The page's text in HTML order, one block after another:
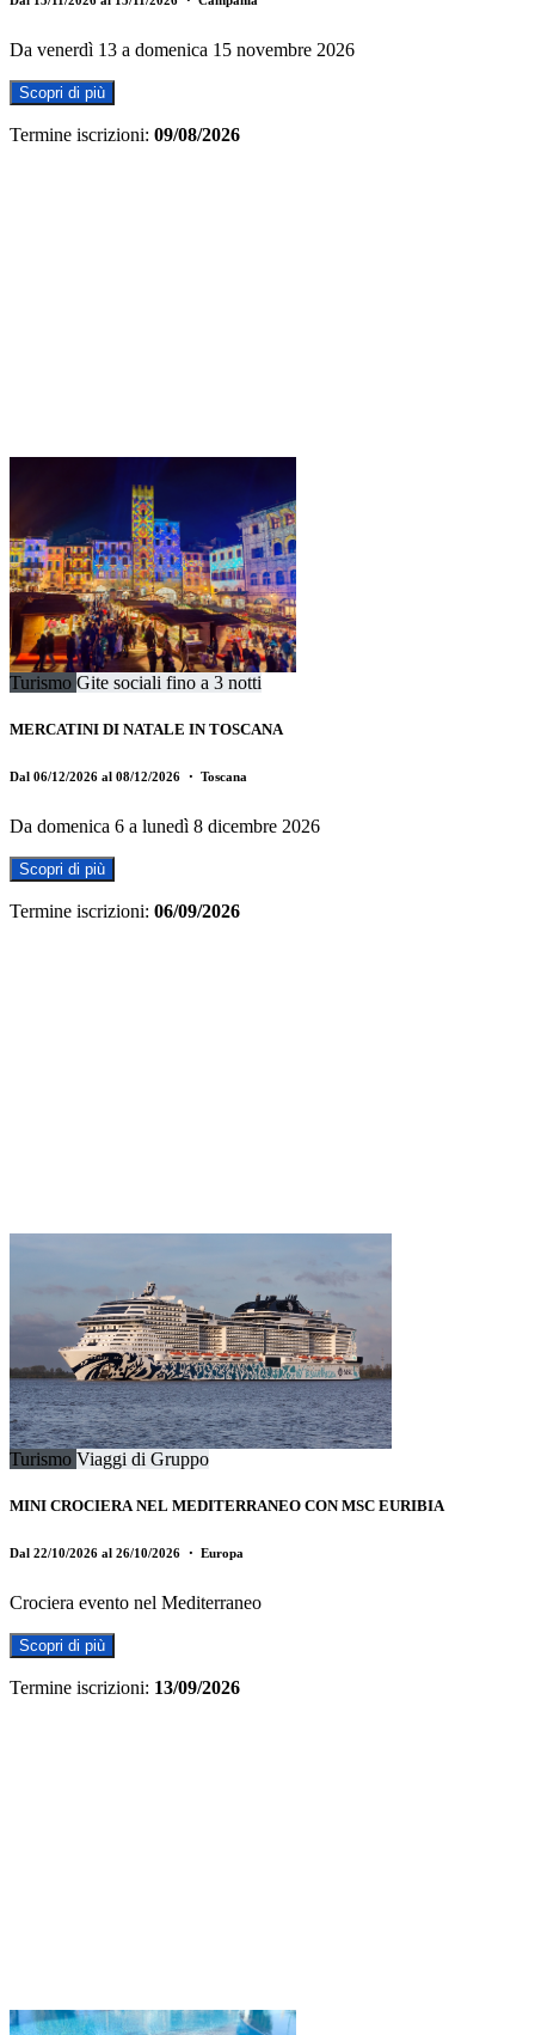
Da venerdì 13 a domenica 15 novembre 2026
Scopri di più
Termine iscrizioni: 09/08/2026
Turismo Gite sociali fino a 3 notti
MERCATINI DI NATALE IN TOSCANA
Dal 06/12/2026 al 08/12/2026 ・ Toscana
Da domenica 6 a lunedì 8 dicembre 2026
Scopri di più
Termine iscrizioni: 06/09/2026
Turismo Viaggi di Gruppo
MINI CROCIERA NEL MEDITERRANEO CON MSC EURIBIA
Dal 22/10/2026 al 26/10/2026 ・ Europa
Crociera evento nel Mediterraneo
Scopri di più
Termine iscrizioni: 13/09/2026